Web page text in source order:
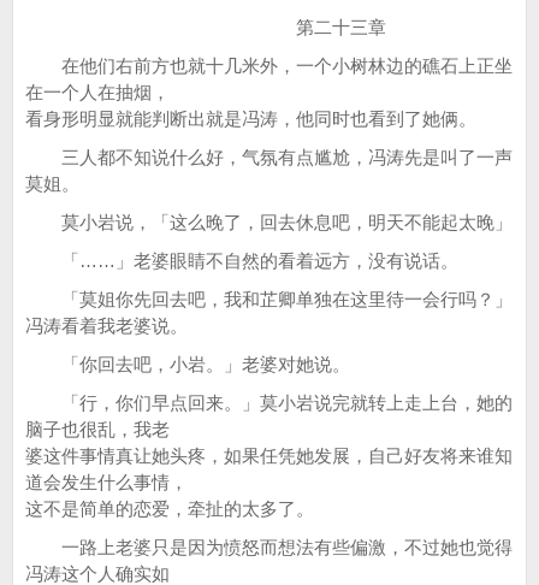
第二十三章
在他们右前方也就十几米外，一个小树林边的礁石上正坐
在一个人在抽烟，
看身形明显就能判断出就是冯涛，他同时也看到了她俩。
三人都不知说什么好，气氛有点尴尬，冯涛先是叫了一声
莫姐。
莫小岩说，「这么晚了，回去休息吧，明天不能起太晚」
「……」老婆眼睛不自然的看着远方，没有说话。
「莫姐你先回去吧，我和芷卿单独在这里待一会行吗？」
冯涛看着我老婆说。
「你回去吧，小岩。」老婆对她说。
「行，你们早点回来。」莫小岩说完就转上走上台，她的
脑子也很乱，我老
婆这件事情真让她头疼，如果任凭她发展，自己好友将来谁知
道会发生什么事情，
这不是简单的恋爱，牵扯的太多了。
一路上老婆只是因为愤怒而想法有些偏激，不过她也觉得
冯涛这个人确实如